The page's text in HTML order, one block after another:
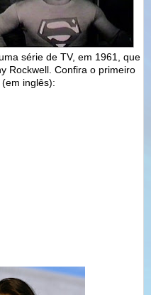
série de TV, em 1961, que
Rockwell. Confira o primeiro
inglês):